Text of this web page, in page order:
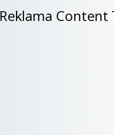
Reklama Content